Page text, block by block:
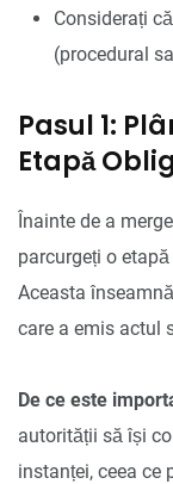
Considerați
(procedural
Pasul 1:
Etapă
Înainte de a
parcurgeți o
Aceasta
care a emis actul
De ce este
autorității să își
instanței, ceea ce